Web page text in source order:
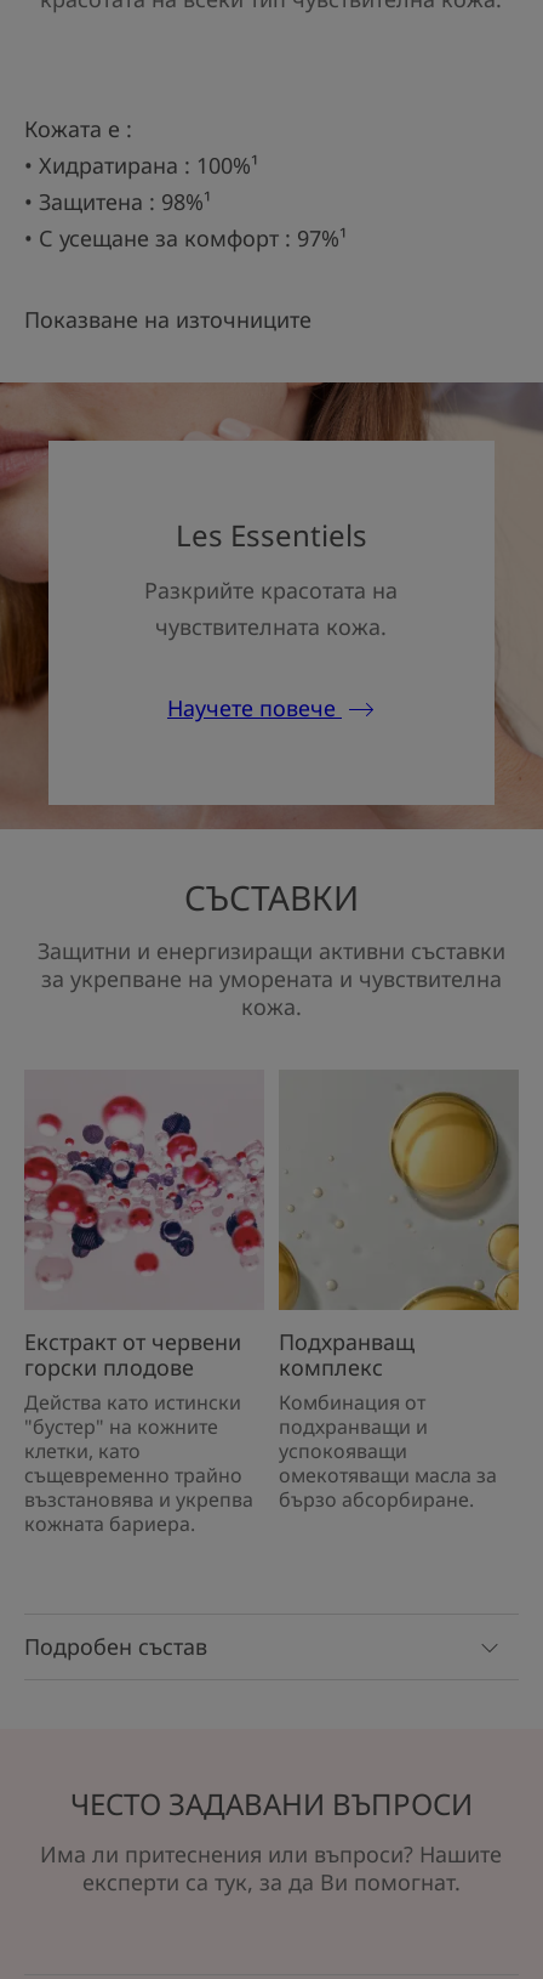
Кожата е :
• Хидратирана : 100%¹
• Защитена : 98%¹
• С усещане за комфорт : 97%¹
Показване на източниците
Les Essentiels
Разкрийте красотата на
чувствителната кожа.
Научете повече
СЪСТАВКИ
Защитни и енергизиращи активни съставки
за укрепване на уморената и чувствителна
кожа.
Подробен състав
Екстракт от червени
горски плодове
Действа като истински
"бустер" на кожните
клетки, като
същевременно трайно
възстановява и укрепва
кожната бариера.
Подхранващ
комплекс
Комбинация от
подхранващи и
успокояващи
омекотяващи масла за
бързо абсорбиране.
ЧЕСТО ЗАДАВАНИ ВЪПРОСИ
Има ли притеснения или въпроси? Нашите
експерти са тук, за да Ви помогнат.